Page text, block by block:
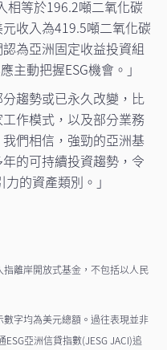
相等於196.2噸二氧化碳
收入為419.5噸二氧化碳
為亞洲固定收益投資組
主動把握ESG機會。」
分趨勢或已永久改變，比
作模式，以及部分業務
們相信，強勁的亞洲基
的可持續投資趨勢，令
的資產類別。」
指離岸開放式基金，不包括以人民
數字均為美元總額。過往表現並非
亞洲信貸指數(JESG JACI)追